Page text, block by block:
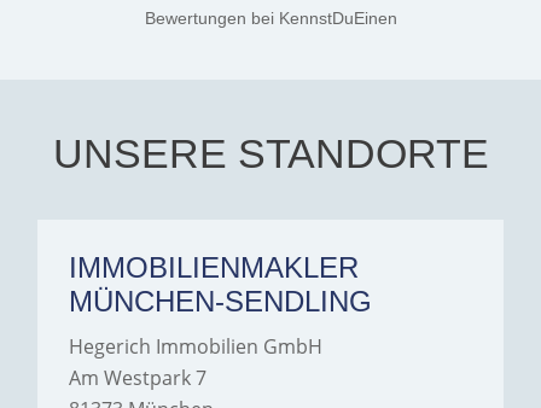
Jamrowâ€”she was
exceptionally professional,
Hegerich Immobilien to
anyone looking for a home.
Bewertungen bei KennstDuEinen
UNSERE STANDORTE
IMMOBILIENMAKLER
MÜNCHEN-SENDLING
Hegerich Immobilien GmbH
Am Westpark 7